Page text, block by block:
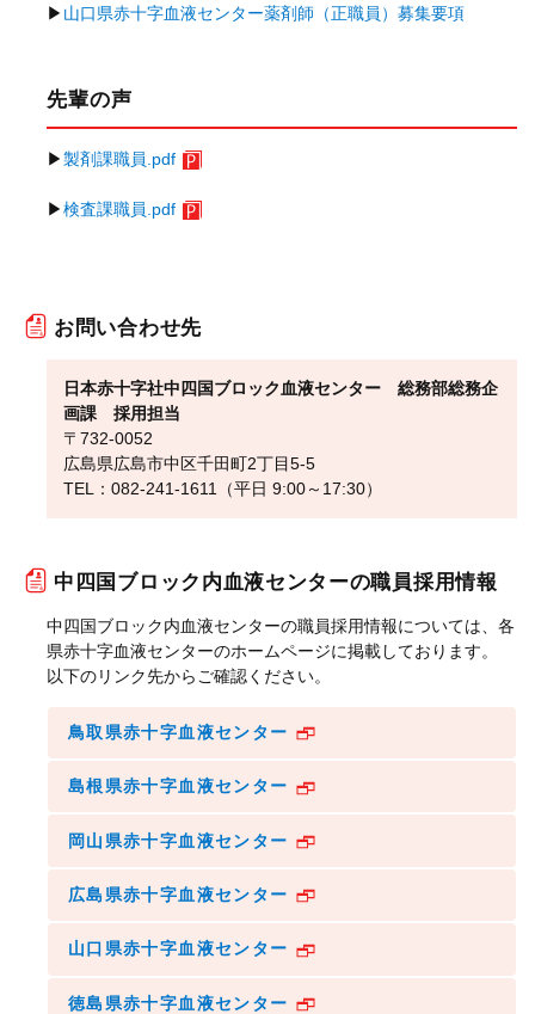
▶ 山口県赤十字血液センター薬剤師（正職員）募集要項
先輩の声
▶製剤課職員.pdf
▶検査課職員.pdf
お問い合わせ先
日本赤十字社中四国ブロック血液センター 総務部総務企
画課 採用担当
〒732-0052
広島県広島市中区千田町2丁目5-5
TEL：082-241-1611（平日 9:00～17:30）
中四国ブロック内血液センターの職員採用情報
中四国ブロック内血液センターの職員採用情報については、各
県赤十字血液センターのホームページに掲載しております。
以下のリンク先からご確認ください。
鳥取県赤十字血液センター
島根県赤十字血液センター
岡山県赤十字血液センター
広島県赤十字血液センター
山口県赤十字血液センター
徳島県赤十字血液センター